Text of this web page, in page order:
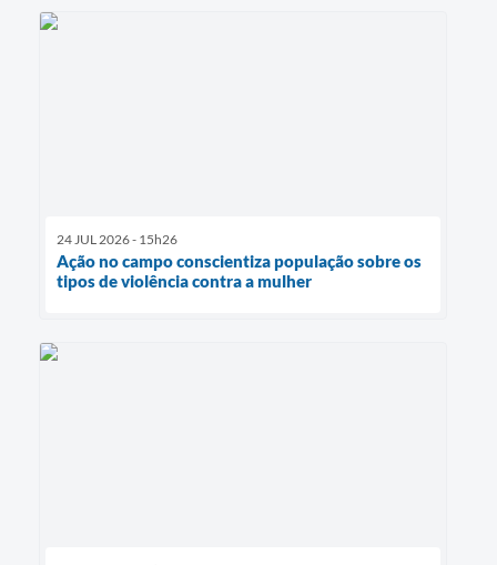
24 JUL 2026 - 15h26
Ação no campo conscientiza população sobre os
tipos de violência contra a mulher